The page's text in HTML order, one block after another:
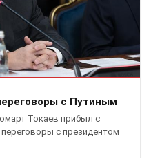
с Путиным
Токаев прибыл с
с президентом